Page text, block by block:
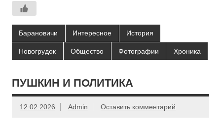
Барановичи Интересное История
Новогрудок Общество Фотографии Хроника
ПУШКИН И ПОЛИТИКА
12.02.2026 Admin Оставить комментарий